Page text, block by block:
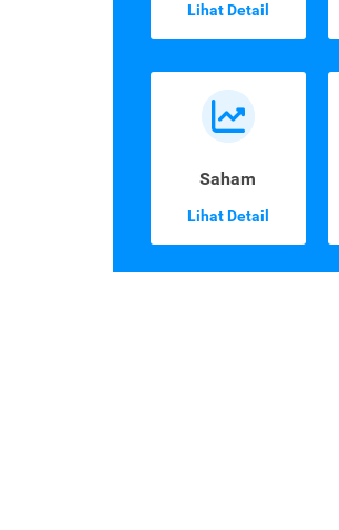
Lihat Detail
Saham
Lihat Detail